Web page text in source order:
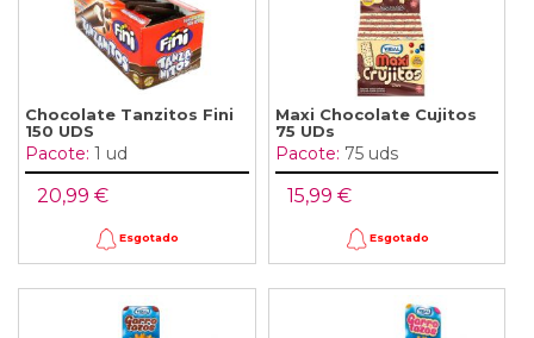
Chocolate Tanzitos Fini
150 UDS
Pacote: 1 ud
20,99 €
Esgotado
Maxi Chocolate Cujitos
75 UDs
Pacote: 75 uds
15,99 €
Esgotado